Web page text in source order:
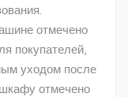
отмечено
покупателей,
уходом после
отмечено